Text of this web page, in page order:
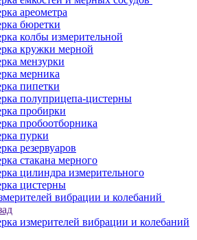
ареометра
бюретки
колбы измерительной
кружки мерной
мензурки
мерника
пипетки
полуприцепа-цистерны
пробирки
пробоотборника
пурки
резервуаров
стакана мерного
цилиндра измерительного
цистерны
вибрации и колебаний
измерителей вибрации и колебаний